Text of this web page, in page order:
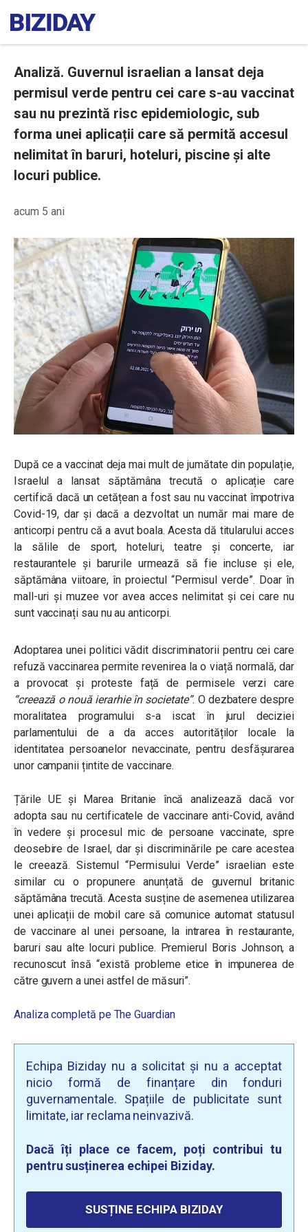
Analiză. Guvernul israelian a lansat deja
permisul verde pentru cei care s-au vaccinat
sau nu prezintă risc epidemiologic, sub
forma unei aplicații care să permită accesul
nelimitat în baruri, hoteluri, piscine și alte
locuri publice.
acum 5 ani
După ce a vaccinat deja mai mult de jumătate din populație,
Israelul a lansat săptămâna trecută o aplicație care
certifică dacă un cetățean a fost sau nu vaccinat împotriva
Covid-19, dar și dacă a dezvoltat un număr mai mare de
anticorpi pentru că a avut boala. Acesta dă titularului acces
la sălile de sport, hoteluri, teatre și concerte, iar
restaurantele și barurile urmează să fie incluse și ele,
săptămâna viitoare, în proiectul “Permisul verde”. Doar în
mall-uri și muzee vor avea acces nelimitat și cei care nu
sunt vaccinați sau nu au anticorpi.
Adoptarea unei politici vădit discriminatorii pentru cei care
refuză vaccinarea permite revenirea la o viață normală, dar
a provocat și proteste față de permisele verzi care
“creează o nouă ierarhie în societate”. O dezbatere despre
moralitatea programului s-a iscat în jurul deciziei
parlamentului de a da acces autorităților locale la
identitatea persoanelor nevaccinate, pentru desfășurarea
unor campanii țintite de vaccinare.
Țările UE și Marea Britanie încă analizează dacă vor
adopta sau nu certificatele de vaccinare anti-Covid, având
în vedere și procesul mic de persoane vaccinate, spre
deosebire de Israel, dar și discriminările pe care acestea
le creează.Sistemul “Permisului Verde” israelian este
similar cu o propunere anunțată de guvernul britanic
săptămâna trecută. Acesta susține de asemenea utilizarea
unei aplicații de mobil care să comunice automat statusul
de vaccinare al unei persoane, la intrarea în restaurante,
baruri sau alte locuri publice. Premierul Boris Johnson, a
recunoscut însă“există probleme etice în impunerea de
către guvern a unei astfel de măsuri”.
Analiza completă pe The Guardian
Echipa Biziday nu a solicitat și nu a acceptat
nicio formă de finanțare din fonduri
guvernamentale. Spațiile de publicitate sunt
limitate, iar reclama neinvazivă.
Dacă îți place ce facem, poți contribui tu
pentru susținerea echipei Biziday.
SUSȚINE ECHIPA BIZIDAY